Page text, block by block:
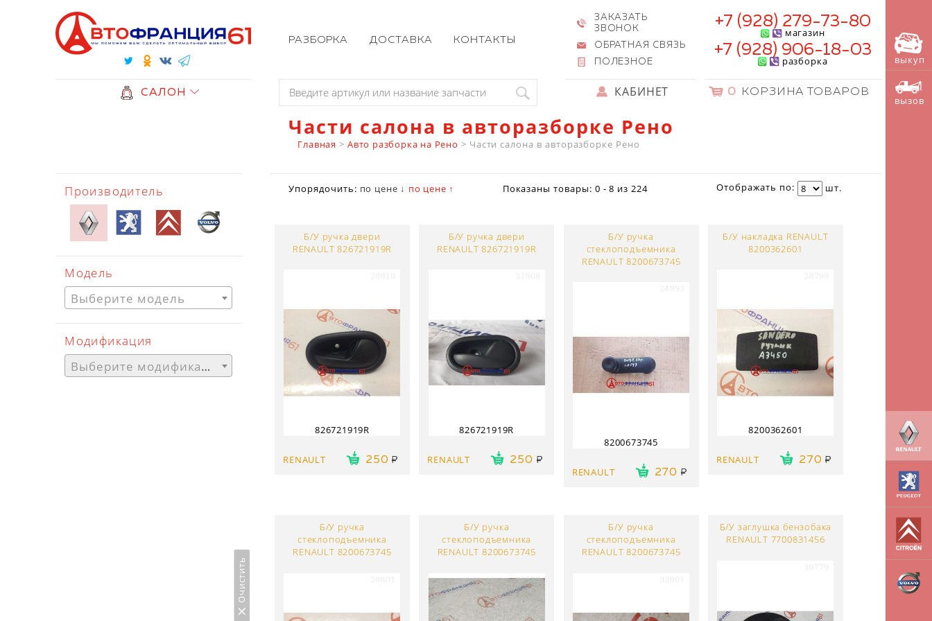
РАЗБОРКА ДОСТАВКА КОНТАКТЫ
ЗАКАЗАТЬ
ЗВОНОК
ОБРАТНАЯ СВЯЗЬ
ПОЛЕЗНОЕ
+7 (928) 279-73-80
магазин
+7 (928) 906-18-03
разборка
САЛОН КАБИНЕТ 0 КОРЗИНА ТОВАРОВ
Части салона в авторазборке Рено
Главная > Авто разборка на Рено > Части салона в авторазборке Рено
Производитель
Модель
Выберите модель
Модификация
Выберите модификацию
Упорядочить: по цене ↓ по цене ↑ Показаны товары: 0 - 8 из224 Отображать по: шт.
Б/У ручка двери
RENAULT 826721919R
826721919R
RENAULT 250
Б/У ручка двери
RENAULT 826721919R
826721919R
RENAULT 250
Б/У ручка
стеклоподъемника
RENAULT 8200673745
8200673745
RENAULT 270
Б/У накладка RENAULT
8200362601
8200362601
RENAULT 270
Б/У ручка
стеклоподъемника
RENAULT 8200673745
Б/У ручка
стеклоподъемника
RENAULT 8200673745
Б/У ручка
стеклоподъемника
RENAULT 8200673745
Б/У заглушка бензобака
RENAULT 7700831456
выкуп
вызов